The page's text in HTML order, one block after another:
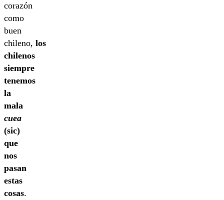
corazón
como
buen
chileno, los
chilenos
siempre
tenemos
la
mala
cuea
(sic)
que
nos
pasan
estas
cosas.